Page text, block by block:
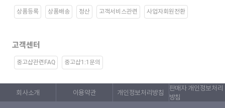
상품등록 상품배송 정산 고객서비스관련 사업자회원전환
고객센터
중고샵관련FAQ 중고샵1:1문의
회사소개 이용약관 개인정보처리방침
판매자 개인정보처리
방침